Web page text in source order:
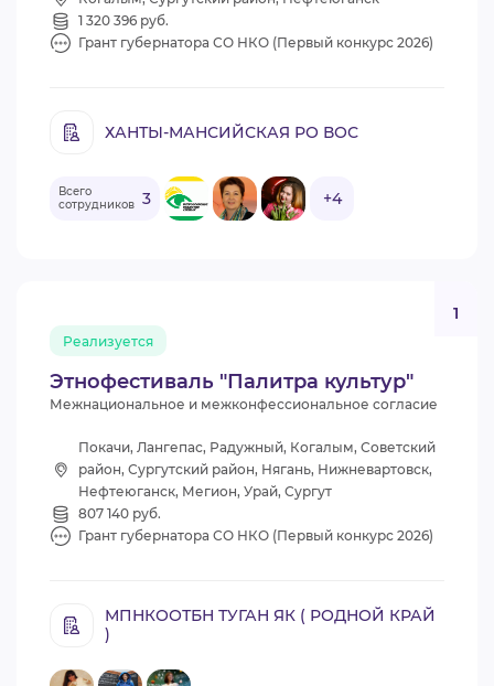
1 320 396 руб.
Грант губернатора СО НКО (Первый конкурс 2026)
ХАНТЫ-МАНСИЙСКАЯ РО ВОС
Всего
сотрудников 3 +4
Этнофестиваль "Палитра культур"
Реализуется
1
Межнациональное и межконфессиональное согласие
Покачи, Лангепас, Радужный, Когалым, Советский
район, Сургутский район, Нягань, Нижневартовск,
Нефтеюганск, Мегион, Урай, Сургут
807 140 руб.
Грант губернатора СО НКО (Первый конкурс 2026)
МПНКООТБН ТУГАН ЯК ( РОДНОЙ КРАЙ
)